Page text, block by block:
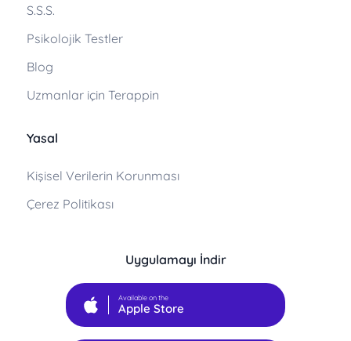
S.S.S.
Psikolojik Testler
Blog
Uzmanlar için Terappin
Yasal
Kişisel Verilerin Korunması
Çerez Politikası
Uygulamayı İndir
Available on the
Apple Store